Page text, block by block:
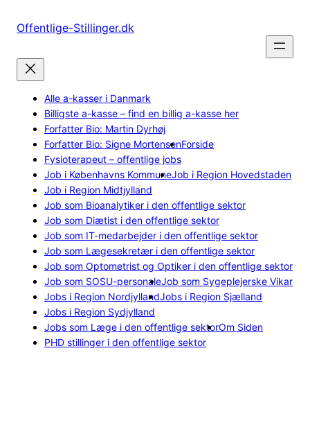
Offentlige-Stillinger.dk
Alle a-kasser i Danmark
Billigste a-kasse – find en billig a-kasse her
Forfatter Bio: Martin Dyrhøj
Forfatter Bio: Signe MortensenForside
Fysioterapeut – offentlige jobs
Job i Københavns KommuneJob i Region Hovedstaden
Job i Region Midtjylland
Job som Bioanalytiker i den offentlige sektor
Job som Diætist i den offentlige sektor
Job som IT-medarbejder i den offentlige sektor
Job som Lægesekretær i den offentlige sektor
Job som Optometrist og Optiker i den offentlige sektor
Job som SOSU-personaleJob som Sygeplejerske Vikar
Jobs i Region NordjyllandJobs i Region Sjælland
Jobs i Region Sydjylland
Jobs som Læge i den offentlige sektorOm Siden
PHD stillinger i den offentlige sektor